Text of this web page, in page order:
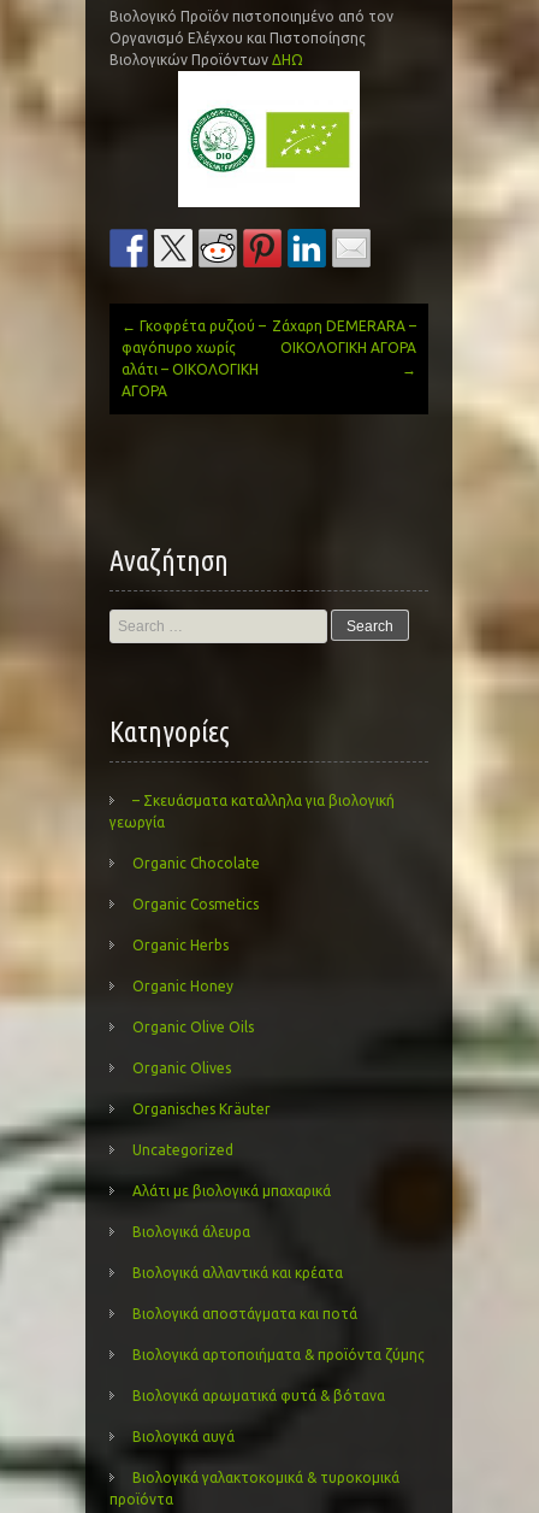
Βιολογικό Προϊόν πιστοποιημένο από τον
Οργανισμό Ελέγχου και Πιστοποίησης
Βιολογικών Προϊόντων ΔΗΩ
Post
navigation
← Γκοφρέτα ρυζιού –
φαγόπυρο χωρίς
αλάτι – ΟΙΚΟΛΟΓΙΚΗ
ΑΓΟΡΑ
Ζάχαρη DEMERARA –
ΟΙΚΟΛΟΓΙΚΗ ΑΓΟΡΑ
→
Αναζήτηση
Search
for:
Kατηγορίες
– Σκευάσματα καταλληλα για βιολογική
γεωργία
Organic Chocolate
Organic Cosmetics
Organic Herbs
Organic Honey
Organic Olive Oils
Organic Olives
Organisches Kräuter
Uncategorized
Αλάτι με βιολογικά μπαχαρικά
Βιολογικά άλευρα
Βιολογικά αλλαντικά και κρέατα
Βιολογικά αποστάγματα και ποτά
Βιολογικά αρτοποιήματα & προϊόντα ζύμης
Βιολογικά αρωματικά φυτά & βότανα
Βιολογικά αυγά
Βιολογικά γαλακτοκομικά & τυροκομικά
προϊόντα